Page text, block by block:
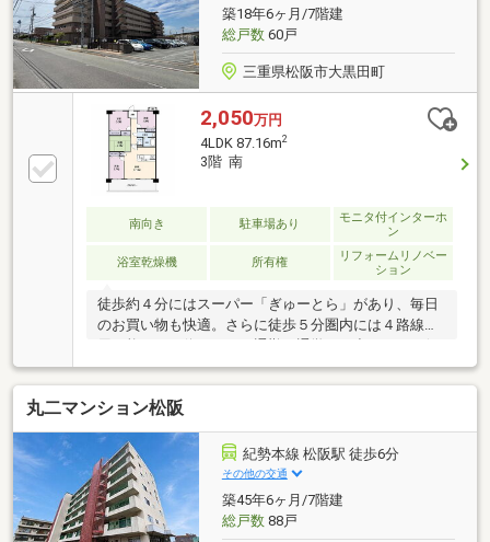
築18年6ヶ月/7階建
総戸数60戸
三重県松阪市大黒田町
2,050万円
4LDK 87.16m2
3階 南
南向き 駐車場あり
モニタ付インターホ
ン
浴室乾燥機 所有権
リフォームリノベー
ション
徒歩約４分にはスーパー「ぎゅーとら」があり、毎日
のお買い物も快適。さらに徒歩５分圏内には４路線利
利な住環境が整っています。また、センサーキーを採
用した高いセキュリティ性も魅力の一つ。エントラン
スはもちろん、エレベーターも認証された居住階のみ
へ運行する仕組みのため、住民以外が自由に各階へ立
ち入れないよう配慮されています。毎日の暮らしに安
心感を与えてくれる設備です。子育てに嬉しい住環
境、リフォーム済みの快適な室内、そして安心のセキ
ュリティ。ご家族みんなが心地よく暮らせる住まい
を、ぜひ現地でご体感ください。
丸二マンション松阪
紀勢本線 松阪駅 徒歩6分
その他の交通
築45年6ヶ月/7階建
総戸数88戸